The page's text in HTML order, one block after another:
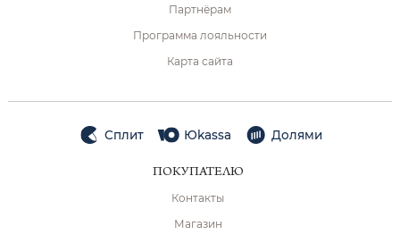
Партнёрам
Программа лояльности
Карта сайта
Сплит Юkassa Долями
ПОКУПАТЕЛЮ
Контакты
Магазин